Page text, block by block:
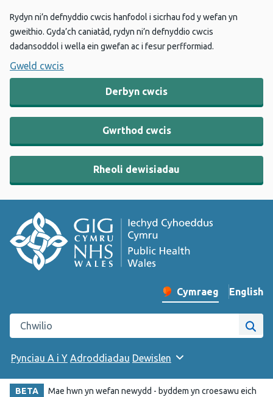
Rydyn ni’n defnyddio cwcis hanfodol i sicrhau fod y wefan yn
gweithio. Gyda’ch caniatâd, rydyn ni’n defnyddio cwcis
dadansoddol i wella ein gwefan ac i fesur perfformiad.
Gweld cwcis
Derbyn cwcis
Gwrthod cwcis
Rheoli dewisiadau
Newid iaith y wefan
Cymraeg English
–
Chwilio gwefan Iechyd Cyhoeddus Cymru
Pynciau A i Y Adroddiadau Dewislen
BETA
Mae hwn yn wefan newydd - byddem yn croesawu eich